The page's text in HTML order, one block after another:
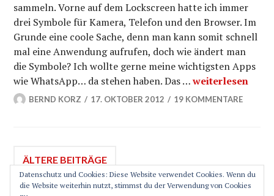
sammeln. Vorne auf dem Lockscreen hatte ich immer
drei Symbole für Kamera, Telefon und den Browser. Im
Grunde eine coole Sache, denn man kann somit schnell
mal eine Anwendung aufrufen, doch wie ändert man
die Symbole? Ich wollte gerne meine wichtigsten Apps
wie WhatsApp… da stehen haben. Das …Android
weiterlesen
BERND KORZ 17. OKTOBER 2012 19 KOMMENTARE
Beitragsnavigation
ÄLTERE BEITRÄGE
Datenschutz und Cookies: Diese Website verwendet Cookies. Wenn du
die Website weiterhin nutzt, stimmst du der Verwendung von Cookies